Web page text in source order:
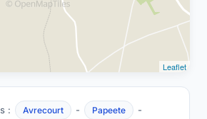
Leaflet
: Avrecourt - Papeete -